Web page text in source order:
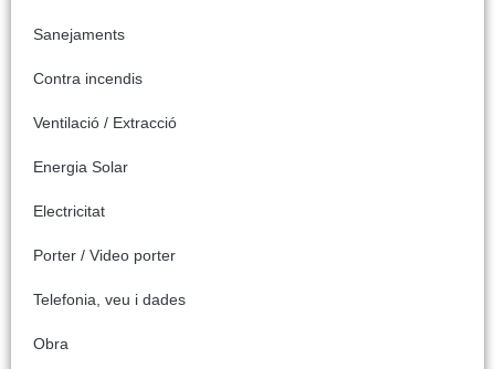
Sanejaments
Contra incendis
Ventilació / Extracció
Energia Solar
Electricitat
Porter / Video porter
Telefonia, veu i dades
Obra